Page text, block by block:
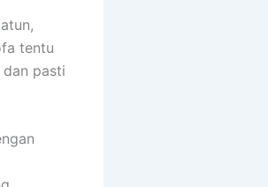
tеntu
раѕtі